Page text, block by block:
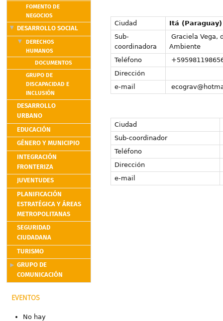
FOMENTO DE
NEGOCIOS
DESARROLLO SOCIAL
DERECHOS
HUMANOS
DOCUMENTOS
GRUPO DE
DISCAPACIDAD E
INCLUSIÓN
DESARROLLO
URBANO
EDUCACIÓN
GÉNERO Y MUNICIPIO
INTEGRACIÓN
FRONTERIZA
JUVENTUDES
PLANIFICACIÓN
ESTRATÉGICA Y ÁREAS
METROPOLITANAS
SEGURIDAD
CIUDADANA
TURISMO
GRUPO DE
COMUNICACIÓN
EVENTOS
No hay
Ciudad
Itá (Paraguay)
Sub-
coordinadora
Graciela Vega,
Ambiente
Teléfono
Dirección
e-mail
Ciudad
Sub-coordinador
Teléfono
Dirección
e-mail